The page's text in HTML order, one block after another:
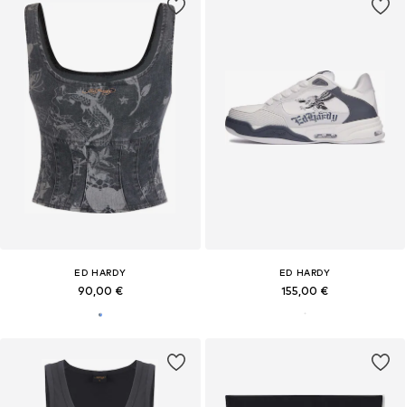
ED HARDY
90,00 €
ED HARDY
155,00 €